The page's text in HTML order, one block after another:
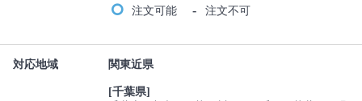
注文可能 - 注文不可
対応地域 関東近県
[千葉県]